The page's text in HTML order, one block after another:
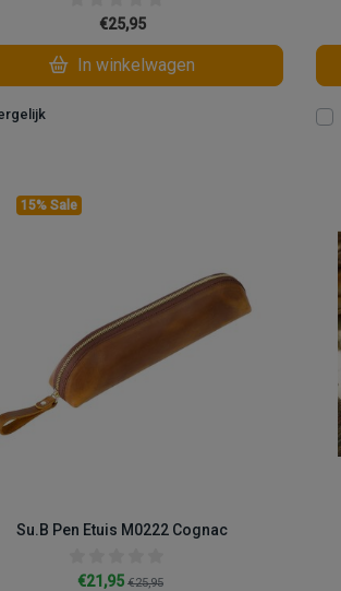
€25,95
In winkelwagen
15% Sale
Su.B Pen Etuis M0222 Cognac
€21,95 €25,95